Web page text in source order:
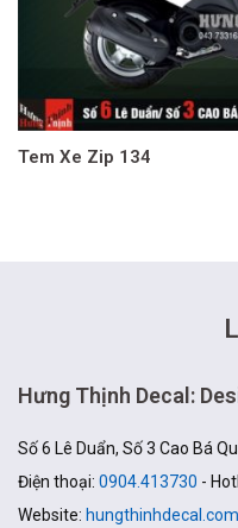
Tem Xe Zip 134
Hưng Thịnh Decal:
Số 6 Lê Duẩn, Số 3 Cao Bá
Điện thoại: 0904.413730 -
Website: hungthinhdecal.com